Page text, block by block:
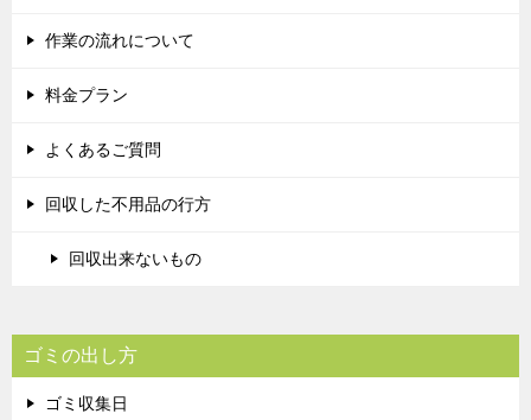
作業の流れについて
料金プラン
よくあるご質問
回収した不用品の行方
回収出来ないもの
ゴミの出し方
ゴミ収集日